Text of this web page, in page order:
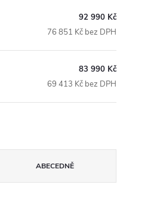
92 990 Kč
76 851 Kč bez DPH
83 990 Kč
69 413 Kč bez DPH
ABECEDNĚ